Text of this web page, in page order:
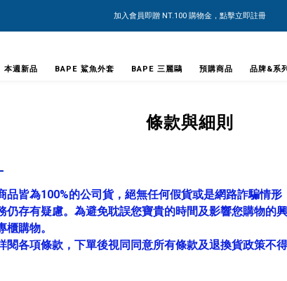
加入會員即贈 NT.100 購物金，點擊立即註冊
本週新品 BAPE 鯊魚外套 BAPE 三麗鷗 預購商品 品牌&系列
條款與細則
品皆為100%的公司貨，絕無任何假貨或是網路詐騙情
仍存有疑慮。為避免耽誤您寶貴的時間及影響您購物的
購物。
閱各項條款，下單後視同同意所有條款及退換貨政策不